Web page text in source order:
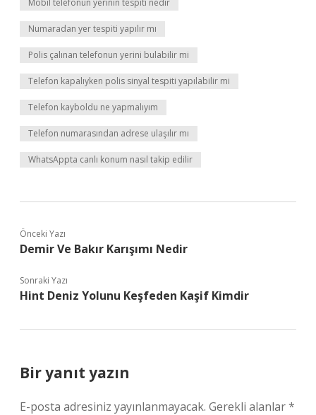
Mobil telefonun yerinin tespiti nedir
Numaradan yer tespiti yapılır mı
Polis çalınan telefonun yerini bulabilir mi
Telefon kapalıyken polis sinyal tespiti yapılabilir mi
Telefon kayboldu ne yapmalıyım
Telefon numarasından adrese ulaşılır mı
WhatsAppta canlı konum nasıl takip edilir
Önceki Yazı
Demir Ve Bakır Karışımı Nedir
Sonraki Yazı
Hint Deniz Yolunu Keşfeden Kaşif Kimdir
Bir yanıt yazın
E-posta adresiniz yayınlanmayacak. Gerekli alanlar*